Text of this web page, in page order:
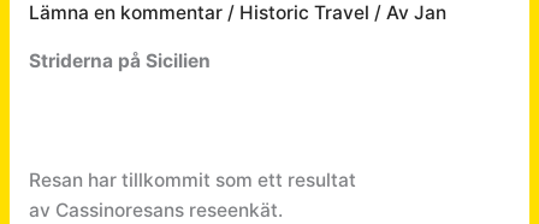
Lämna en kommentar / Historic Travel / Av Jan
Striderna på Sicilien
Resan har tillkommit som ett resultat
av Cassinoresans reseenkät.